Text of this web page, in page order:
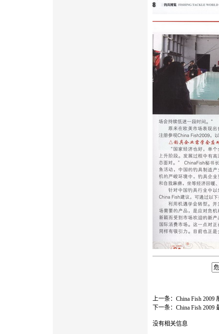
上一条： China Fish 2009
下一条： China Fish 2009
没有相关信息